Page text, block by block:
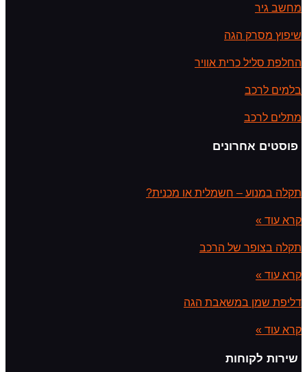
מחשב גיר
שיפוץ מסרק הגה
החלפת סליל כרית אוויר
בלמים לרכב
מתלים לרכב
פוסטים אחרונים
תקלה במנוע – חשמלית או מכנית?
קרא עוד »
תקלה בצופר של הרכב
קרא עוד »
דליפת שמן במשאבת הגה
קרא עוד »
שירות לקוחות